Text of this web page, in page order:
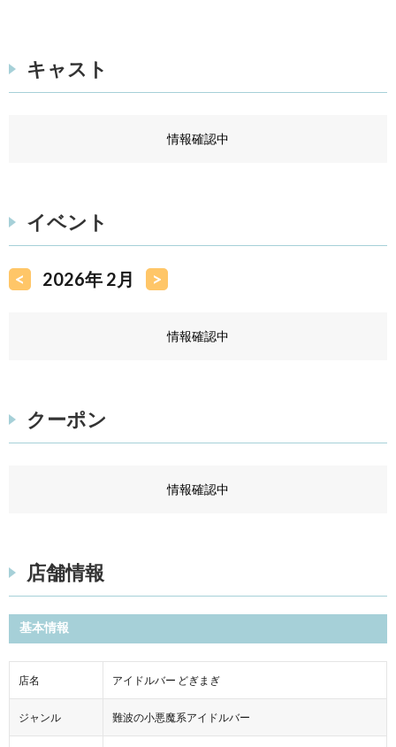
キャスト
情報確認中
イベント
< 2026年 2月 >
情報確認中
クーポン
情報確認中
店舗情報
基本情報
店名 アイドルバー どぎまぎ
ジャンル 難波の小悪魔系アイドルバー